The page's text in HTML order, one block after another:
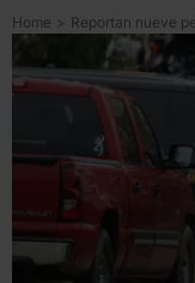
Home >